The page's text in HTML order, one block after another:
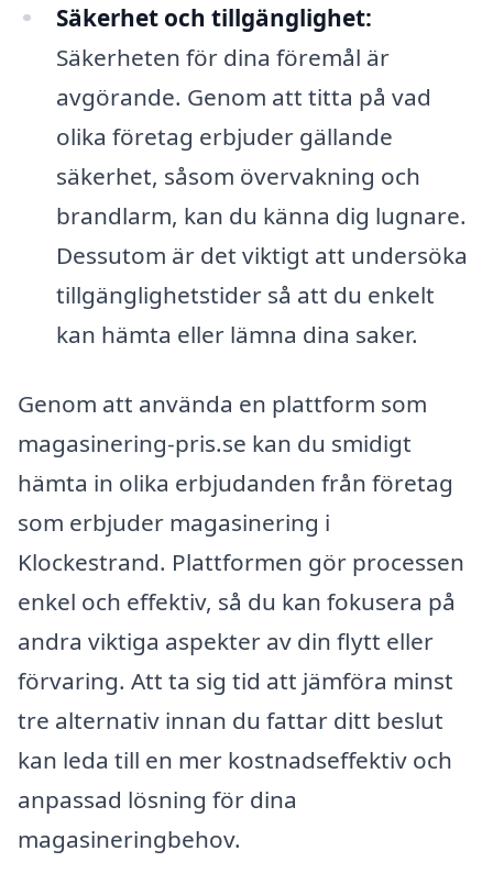
Säkerhet och tillgänglighet:
Säkerheten för dina föremål är
avgörande. Genom att titta på vad
olika företag erbjuder gällande
säkerhet, såsom övervakning och
brandlarm, kan du känna dig lugnare.
Dessutom är det viktigt att undersöka
tillgänglighetstider så att du enkelt
kan hämta eller lämna dina saker.
Genom att använda en plattform som
magasinering-pris.se kan du smidigt
hämta in olika erbjudanden från företag
som erbjuder magasinering i
Klockestrand. Plattformen gör processen
enkel och effektiv, så du kan fokusera på
andra viktiga aspekter av din flytt eller
förvaring. Att ta sig tid att jämföra minst
tre alternativ innan du fattar ditt beslut
kan leda till en mer kostnadseffektiv och
anpassad lösning för dina
magasineringbehov.